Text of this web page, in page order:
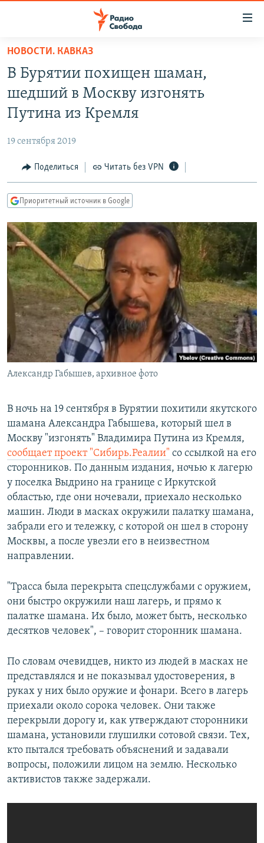
упрощенного
доступа
основному
Вернутся
Вернутся
поиску
ПОДКАСТЫ
АВТОРСКИЕ ПРОЕКТЫ
МНЕНИЯ
КУЛЬТУРА
КАВКАЗ.РЕАЛИИ
СЕВЕР.РЕАЛИИ
СИБИРЬ.РЕАЛИИ
РАСПИСАНИЕ ВЕЩАНИЯ
ПОДПИШИТЕСЬ НА РАССЫЛКУ
СОЦИАЛЬНЫЕ СЕТИ
Все сайты РСЕ/РС
НОВОСТИ. КАВКАЗ
В Бурятии похищен шаман,
шедший в Москву изгонять
Путина из Кремля
19 сентября 2019
Поделиться Читать без VPN
Приоритетный источник в Google
Александр Габышев, архивное фото
В ночь на 19 сентября в Бурятии похитили якутского
шамана Александра Габышева, который шел в
Москву "изгонять" Владимира Путина из Кремля,
сообщает проект "Сибирь.Реалии" со ссылкой на его
сторонников. По данным издания, ночью к лагерю
у поселка Выдрино на границе с Иркутской
областью, где они ночевали, приехало несколько
машин. Люди в масках окружили палатку шамана,
забрали его и тележку, с которой он шел в сторону
Москвы, а после увезли его в неизвестном
направлении.
"Трасса была перекрыта спецслужбами с оружием,
они быстро окружили наш лагерь, и прямо к
палатке шамана. Их было, может быть, несколько
десятков человек", – говорит сторонник шамана.
По словам очевидцев, никто из людей в масках не
представлялся и не показывал удостоверения, в
руках у них было оружие и фонари. Всего в лагерь
приехали около сорока человек. Они также
перекрыли дорогу и, как утверждают сторонники
шамана, установили глушилки сотовой связи. Тех,
кто пытался требовать объяснений и задавали
вопросы, положили лицом на землю. Несколько
активистов также задержали.